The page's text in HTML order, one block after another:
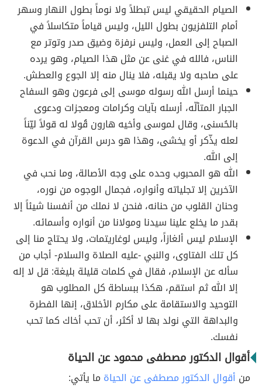
الصيام الحقيقي ليس تبطلاً ولا نوماً بطول النهار وسهر
أمام التلفزيون بطول الليل، وليس قياماً متكاسلاً في
الصباح إلى العمل، وليس نرفزة وضيق صدر وتوتر مع
الناس، فالله في غنى عن مثل هذا الصيام، وهو يرده
على صاحبه ولا يقبله، فلا ينال منه إلا الجوع والعطش.
حينما أرسل الله رسوله موسى إلى فرعون وهو السفاح
الجبار المتألّه، أرسله بآيات وكرامات ومعجزات ودعوى
بالحُسنى، وقال لموسى وأخيه هارون قُولا له قولاً ليّناً
لعله يذّكر أو يخشى، وهذا هو درس القرآن في الدعوة
إلى الله.
الله هو المحبوب وحده على وجه الأصالة، وما نحب في
الآخرين إلا تجلياته وأنواره، فجمال الوجوه من نوره،
وحنان القلوب من حنانه، فنحن لا نملك من أنفسنا شيئاً إلا
بقدر ما يخلع علينا سيدنا ومولانا من أنواره وأسمائه.
الإسلام ليس ألغازاً، وليس لوغاريتمات، ولا يحتاج منا إلى
كل تلك الفتاوى، والنبي -عليه الصلاة والسلام- أجاب من
سأله عن الإسلام، فقال في كلمات قليلة بليغة: قل لا إله
إلا الله ثم استقم، هكذا ببساطة كل المطلوب هو
التوحيد والاستقامة على مكارم الأخلاق، إنها الفطرة
والبداهة التي نولد بها لا أكثر، أن تحب أخاك كما تحب
نفسك.
أقوال الدكتور مصطفى محمود عن الحياة
من أقوال الدكتور مصطفى عن الحياة ما يأتي: